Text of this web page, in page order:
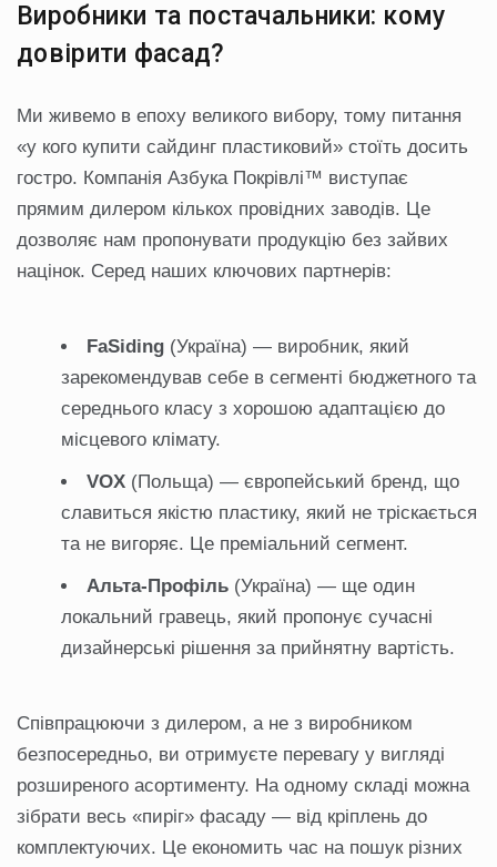
Виробники та постачальники: кому
довірити фасад?
Ми живемо в епоху великого вибору, тому питання
«у кого купити сайдинг пластиковий» стоїть досить
гостро. Компанія Азбука Покрівлі™ виступає
прямим дилером кількох провідних заводів. Це
дозволяє нам пропонувати продукцію без зайвих
націнок. Серед наших ключових партнерів:
FaSiding (Україна) — виробник, який
зарекомендував себе в сегменті бюджетного та
середнього класу з хорошою адаптацією до
місцевого клімату.
VOX (Польща) — європейський бренд, що
славиться якістю пластику, який не тріскається
та не вигоряє. Це преміальний сегмент.
Альта-Профіль (Україна) — ще один
локальний гравець, який пропонує сучасні
дизайнерські рішення за прийнятну вартість.
Співпрацюючи з дилером, а не з виробником
безпосередньо, ви отримуєте перевагу у вигляді
розширеного асортименту. На одному складі можна
зібрати весь «пиріг» фасаду — від кріплень до
комплектуючих. Це економить час на пошук різних